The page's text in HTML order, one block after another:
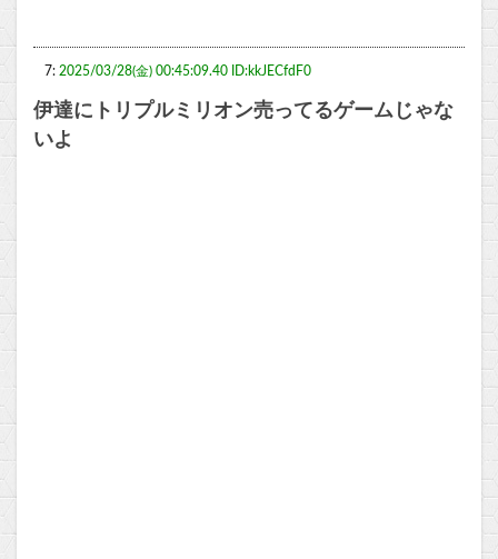
7: 2025/03/28(金) 00:45:09.40 ID:kkJECfdF0
伊達にトリプルミリオン売ってるゲームじゃな
いよ